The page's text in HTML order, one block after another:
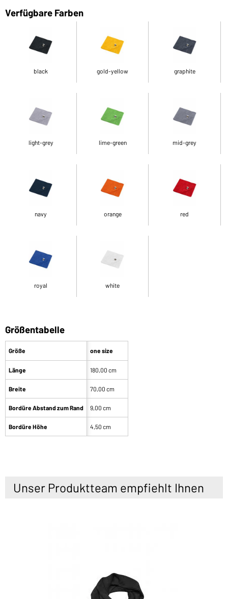
Verfügbare Farben
black gold-yellow graphite
light-grey lime-green mid-grey
navy orange red
royal white
Größentabelle
Größe
Länge
Breite
Bordüre Abstand zum Rand
Bordüre Höhe
one size
180,00 cm
70,00 cm
9,00 cm
4,50 cm
Unser Produktteam empfiehlt Ihnen